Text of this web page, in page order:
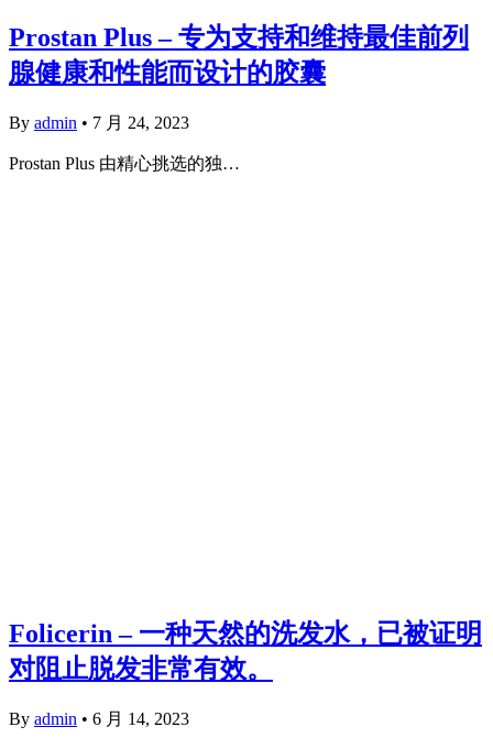
Prostan Plus – 专为支持和维持最佳前列
腺健康和性能而设计的胶囊
By admin • 7 月 24, 2023
Prostan Plus 由精心挑选的独…
Folicerin – 一种天然的洗发水，已被证明
对阻止脱发非常有效。
By admin • 6 月 14, 2023